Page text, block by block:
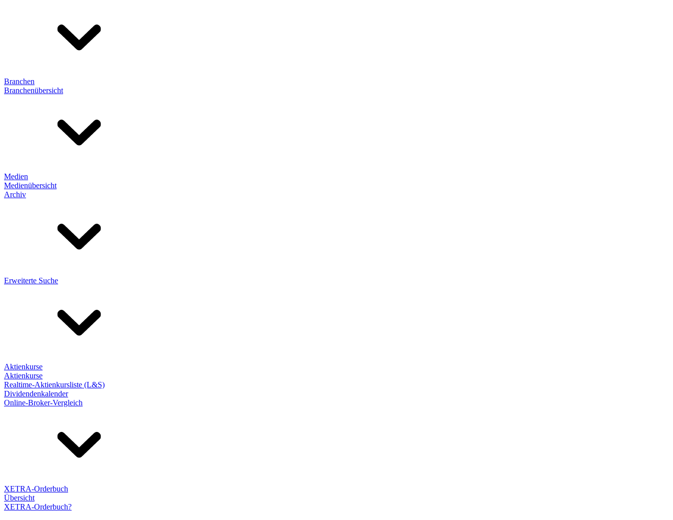
Branchen
Branchenübersicht
Medien
Medienübersicht
Archiv
Erweiterte Suche
Aktienkurse
Aktienkurse
Realtime-Aktienkursliste (L&S)
Dividendenkalender
Online-Broker-Vergleich
XETRA-Orderbuch
Übersicht
XETRA-Orderbuch?